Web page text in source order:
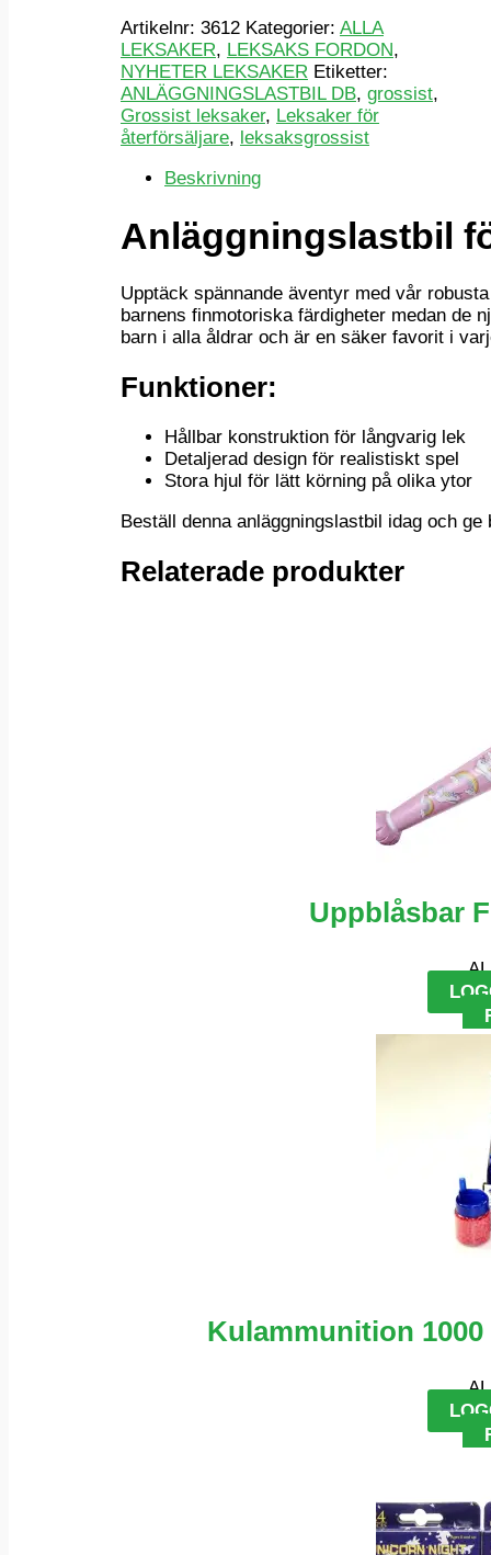
Artikelnr: 3612 Kategorier: ALLA
LEKSAKER, LEKSAKS FORDON,
NYHETER LEKSAKER Etiketter:
ANLÄGGNINGSLASTBIL DB, grossist,
Grossist leksaker, Leksaker för
återförsäljare, leksaksgrossist
Beskrivning
Anläggningslastbil
Upptäck spännande äventyr med vår
barnens finmotoriska färdigheter medan de
barn i alla åldrar och är en säker favorit i
Funktioner:
Hållbar konstruktion för långvarig lek
Detaljerad design för realistiskt spel
Stora hjul för lätt körning på olika ytor
Beställ denna anläggningslastbil idag och
Relaterade produkter
Uppblåsbar
Kulammunition